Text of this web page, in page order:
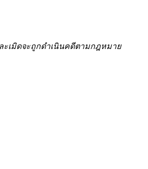
ะเมิดจะถูกดำเนินคดีตามกฎหมาย